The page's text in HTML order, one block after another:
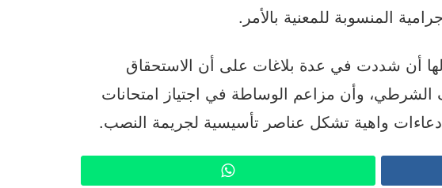
المنسوبة للمعنية بالأمر.
أن شددت في عدة بلاغات على أن الاستحقاق
الشرطي، وأن مزاعم الوساطة في اجتياز امتحانات
واهية تشكل عناصر تأسيسية لجريمة النصب.